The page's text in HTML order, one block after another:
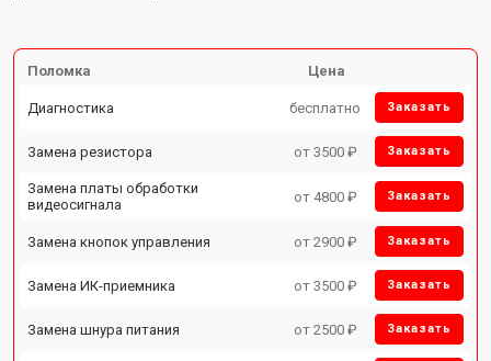
Поломка Цена
Диагностика бесплатно Заказать
Замена резистора от 3500 ₽ Заказать
Замена платы обработки
видеосигнала
от 4800 ₽ Заказать
Замена кнопок управления от 2900 ₽ Заказать
Замена ИК-приемника от 3500 ₽ Заказать
Замена шнура питания от 2500 ₽ Заказать